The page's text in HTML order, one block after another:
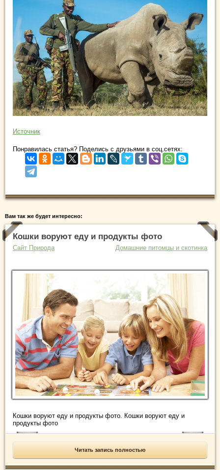
Источник
Понравилась статья? Поделись с друзьями в соц.сетях:
Вам так же будет интересно:
Кошки воруют еду и продукты фото
Сайт Природа Домашние питомцы и скотинка
Кошки воруют еду и продукты фото. Кошки воруют еду и
продукты фото
Читать запись полностью